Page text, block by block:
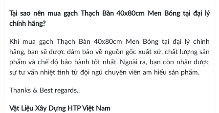
Tại sao nên mua gạch Thạch Bàn 40x80cm Men Bóng tại đại lý
chính hãng?
Khi mua gạch Thạch Bàn 40x80cm Men Bóng tại đại lý chính
hãng, bạn sẽ được đảm bảo về nguồn gốc xuất xứ, chất lượng sản
phẩm và chế độ bảo hành tốt nhất. Ngoài ra, bạn còn nhận được
sự tư vấn nhiệt tình từ đội ngũ chuyên viên am hiểu sản phẩm.
Thanks & Best regards.,
Vật Liệu Xây Dựng HTP Việt Nam